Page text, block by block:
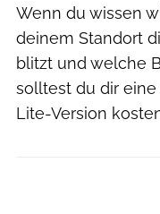
Wenn du wissen
deinem Standort
blitzt und welche
solltest du dir eine
Lite-Version